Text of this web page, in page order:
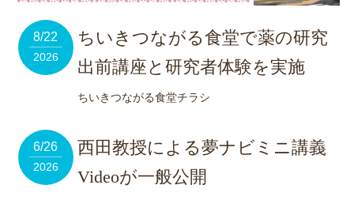
ちいきつながる食堂で薬の研究
出前講座と研究者体験を実施
8/22
2026
ちいきつながる食堂チラシ
西田教授による夢ナビミニ講義
Videoが一般公開
6/26
2026